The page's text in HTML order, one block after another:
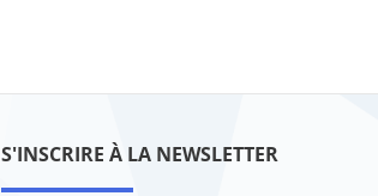
S'INSCRIRE À LA NEWSLETTER